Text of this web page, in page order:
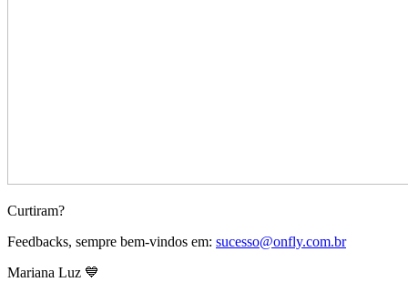
Curtiram?
Feedbacks, sempre bem-vindos em: sucesso@onfly.com.br
Mariana Luz 💙